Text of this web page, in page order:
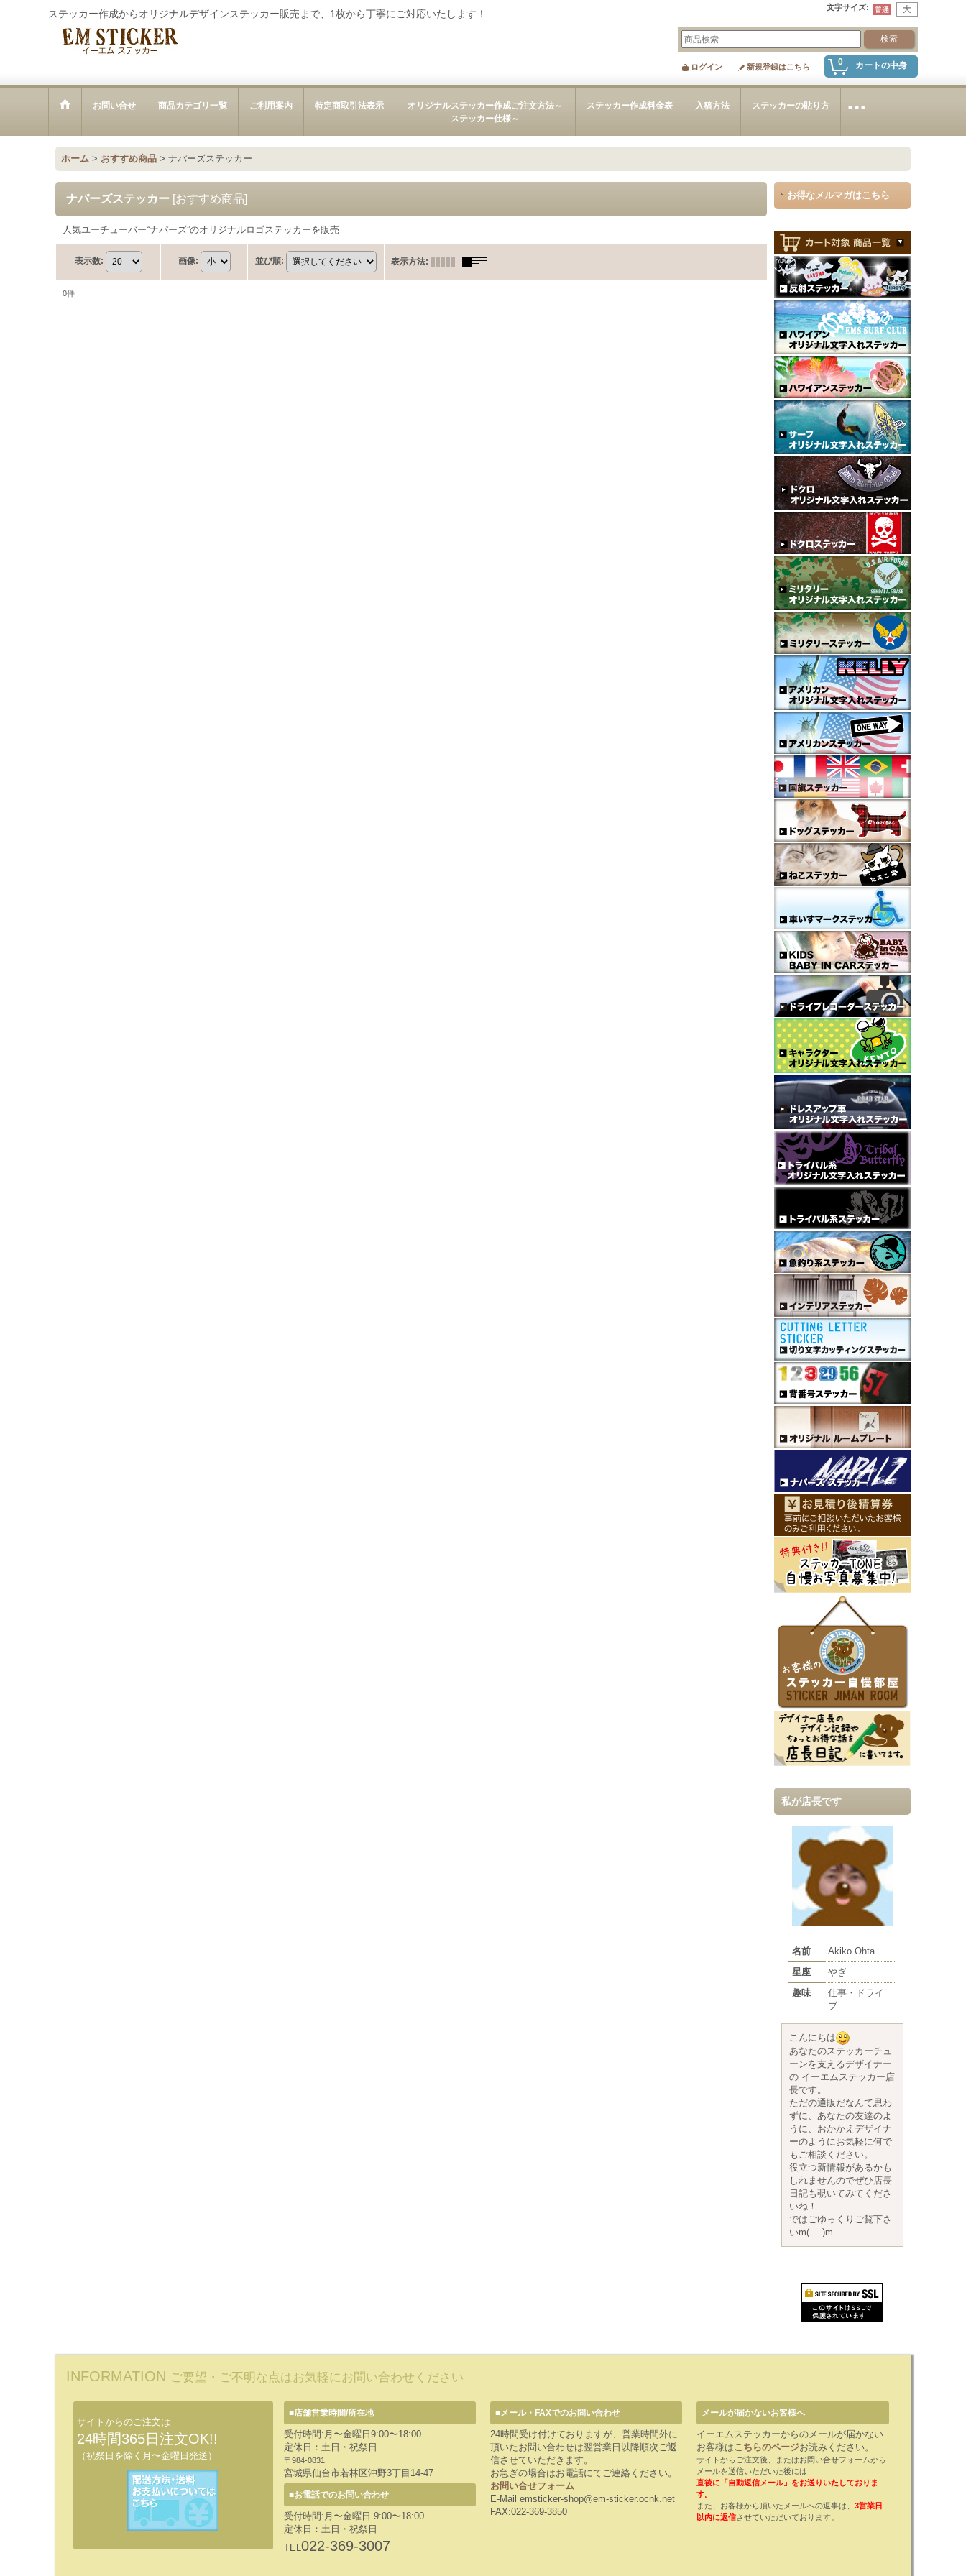
ステッカー作成からオリジナルデザインステッカー販売まで、1枚から丁寧にご対応いたします！
文字サイズ:
0 カートの中身
ログイン 新規登録はこちら
お問い合せ 商品カテゴリ一覧 ご利用案内 特定商取引法表示
オリジナルステッカー作成ご注文方法～
ステッカー仕様～
ステッカー作成料金表 入稿方法 ステッカーの貼り方
ホーム > おすすめ商品 > ナパーズステッカー
お得なメルマガはこちら
私が店長です
名前
Akiko Ohta
星座
やぎ
趣味
仕事・ドライ
ブ
こんにちは
あなたのステッカーチュ
ーンを支えるデザイナー
の イーエムステッカー店
長です。
ただの通販だなんて思わ
ずに、あなたの友達のよ
うに、おかかえデザイナ
ーのようにお気軽に何で
もご相談ください。
役立つ新情報があるかも
しれませんのでぜひ店長
日記も覗いてみてくださ
いね！
ではごゆっくりご覧下さ
いm(_ _)m
ナパーズステッカー [おすすめ商品]
人気ユーチューバー“ナパーズ”のオリジナルロゴステッカーを販売
表示数: 画像: 並び順: 表示方法:
0件
INFORMATION ご要望・ご不明な点はお気軽にお問い合わせください
サイトからのご注文は
24時間365日注文OK!!
（祝祭日を除く月〜金曜日発送）
■店舗営業時間/所在地
受付時間:月〜金曜日9:00〜18:00
定休日：土日・祝祭日
〒984-0831
宮城県仙台市若林区沖野3丁目14-47
■お電話でのお問い合わせ
受付時間:月〜金曜日 9:00〜18:00
定休日：土日・祝祭日
TEL 022-369-3007
■メール・FAXでのお問い合わせ
24時間受け付けておりますが、営業時間外に
頂いたお問い合わせは翌営業日以降順次ご返
信させていただきます。
お急ぎの場合はお電話にてご連絡ください。
お問い合せフォーム
E-Mail emsticker-shop@em-sticker.ocnk.net
FAX:022-369-3850
メールが届かないお客様へ
イーエムステッカーからのメールが届かない
お客様はこちらのページお読みください。
サイトからご注文後、またはお問い合せフォームから
メールを送信いただいた後には
直後に「自動返信メール」をお送りいたしておりま
す。
また、お客様から頂いたメールへの返事は、3営業日
以内に返信させていただいております。